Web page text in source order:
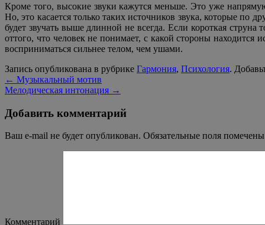
Кроме того, высокие звуки кажутся меньше. Это уже
Но, это касается только таких источников звука, которые по
будет звучать выше длинной не всегда. Если короткая
оттого, что человек не понимает, с какой стороны находится
восприниматься сильнее телом, чем ушами.
Запись опубликована в рубрике Гармония, Психология.
← Музыкальный мотив
Мелодическая интонация →
Добавить комментарий
Ваш e-mail не будет опубликован. Обязательные поля помечены
Комментарий